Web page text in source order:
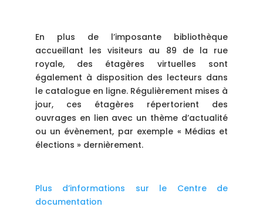
En plus de l’imposante bibliothèque
accueillant les visiteurs au 89 de la rue
royale, des étagères virtuelles sont
également à disposition des lecteurs dans
le catalogue en ligne. Régulièrement mises à
jour, ces étagères répertorient des
ouvrages en lien avec un thème d’actualité
ou un évènement, par exemple « Médias et
élections » dernièrement.
Plus d’informations sur le Centre de
documentation